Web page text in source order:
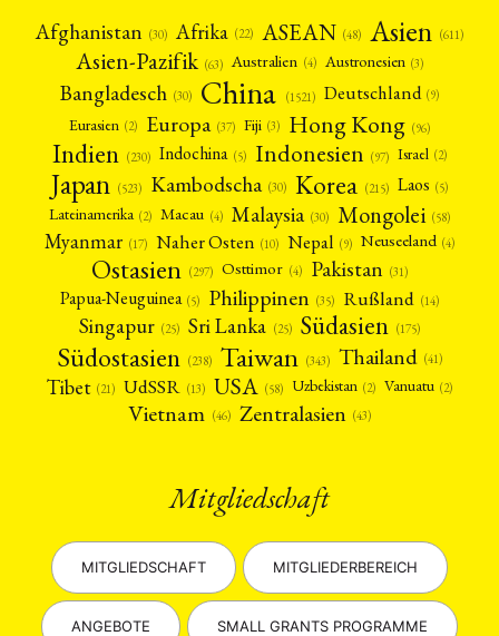
Afghanistan (30) Afrika (22) ASEAN (48) Asien (611)
Asien-Pazifik (63) Australien (4) Austronesien (3)
Bangladesch (30) China (1521) Deutschland (9)
Eurasien (2) Europa (37) Fiji (3) Hong Kong (96)
Indien (230) Indochina (5) Indonesien (97) Israel (2)
Japan (523) Kambodscha (30) Korea (215) Laos (5)
Lateinamerika (2) Macau (4) Malaysia (30) Mongolei (58)
Myanmar (17) Naher Osten (10) Nepal (9) Neuseeland (4)
Ostasien (297) Osttimor (4) Pakistan (31)
Papua-Neuguinea (5) Philippinen (35) Rußland (14)
Singapur (25) Sri Lanka (25) Südasien (175)
Südostasien (238) Taiwan (343) Thailand (41)
Tibet (21) UdSSR (13) USA (58) Uzbekistan (2) Vanuatu (2)
Vietnam (46) Zentralasien (43)
Mitgliedschaft
MITGLIEDSCHAFT MITGLIEDERBEREICH
ANGEBOTE SMALL GRANTS PROGRAMME